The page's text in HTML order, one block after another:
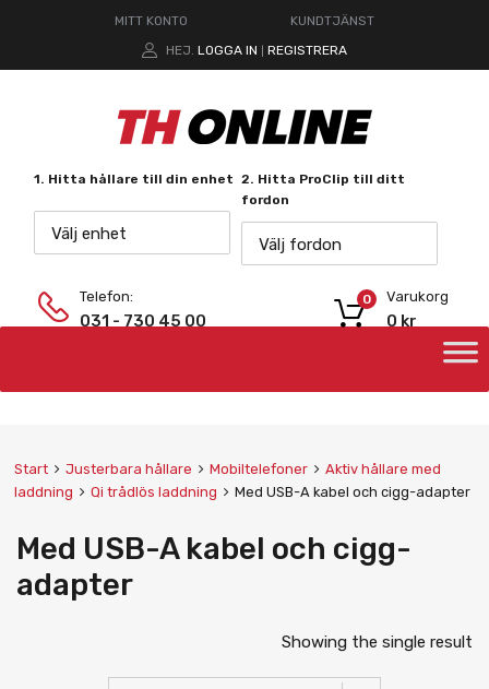
MITT KONTO
KUNDTJÄNST
HEJ. LOGGA IN REGISTRERA
1. Hitta hållare till din enhet
Välj enhet
2. Hitta ProClip till ditt
fordon
Välj fordon
Telefon:
031 - 730 45 00
Varukorg
0 kr
0
Start Justerbara hållare Mobiltelefoner
Aktiv hållare med
laddning
Qi trådlös laddning Med USB-A kabel och cigg-adapter
Med USB-A kabel och cigg-
adapter
Showing the single result